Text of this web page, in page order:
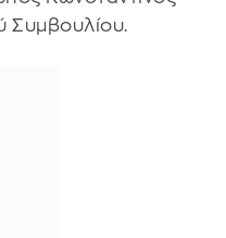
Συμβουλίου.